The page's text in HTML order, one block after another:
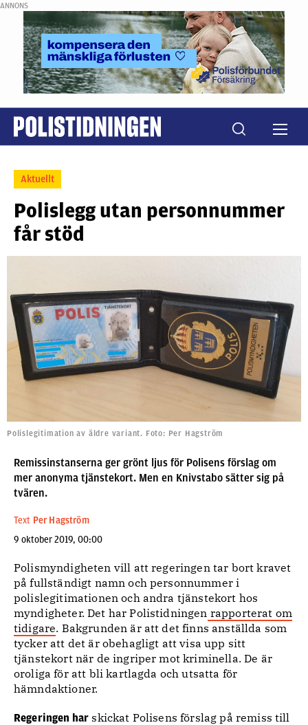
ANNONS
Aktuellt
Polislegg utan personnummer
får stöd
Polislegitimation av äldre variant. Foto: Per Hagström
Remissinstanserna ger grönt ljus för Polisens förslag om
mer anonyma tjänstekort. Men en Knivstabo sätter sig på
tvären.
Text Per Hagström
9 oktober 2019, 00:00
Polismyndigheten vill att regeringen tar bort kravet
på fullständigt namn och personnummer i
polislegitimationen och andra tjänstekort hos
myndigheter. Det har Polistidningen rapporterat om
tidigare. Bakgrunden är att det finns anställda som
tycker att det är obehagligt att visa upp sitt
tjänstekort när de ingriper mot kriminella. De är
oroliga för att bli kartlagda och utsatta för
hämndaktioner.
Regeringen har skickat Polisens förslag på remiss till